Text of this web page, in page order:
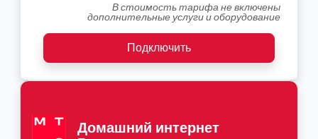
В стоимость тарифа не включены
дополнительные услуги и оборудование
Подключить
Домашний интернет